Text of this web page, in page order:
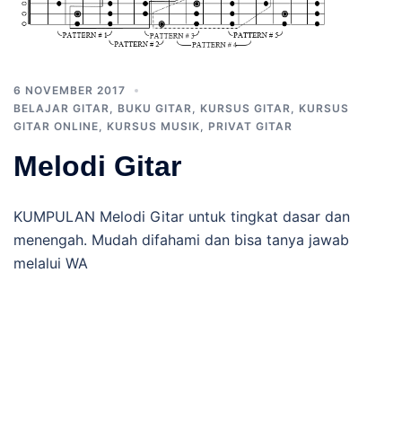
6 NOVEMBER 2017
BELAJAR GITAR
BUKU GITAR KURSUS GITAR
KURSUS
GITAR ONLINE
KURSUS MUSIK PRIVAT GITAR
Melodi Gitar
KUMPULAN Melodi Gitar untuk tingkat dasar dan
menengah. Mudah difahami dan bisa tanya jawab
melalui WA